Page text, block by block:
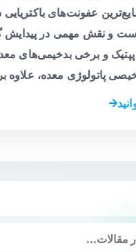
عفونت‌های باکتریایی
و نقش مهمی در پیدایش
و برخی بدخیمی‌های
پاتولوژی معده، علاوه